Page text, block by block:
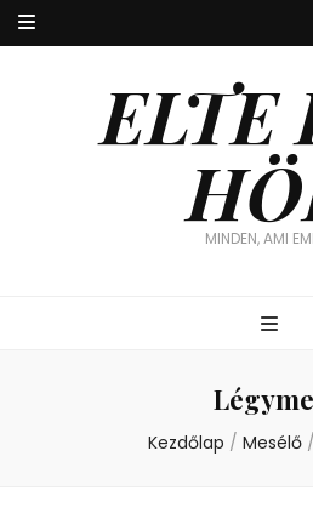
ELTE
MINDEN, AMI
Kezdőlap / Mesélő /